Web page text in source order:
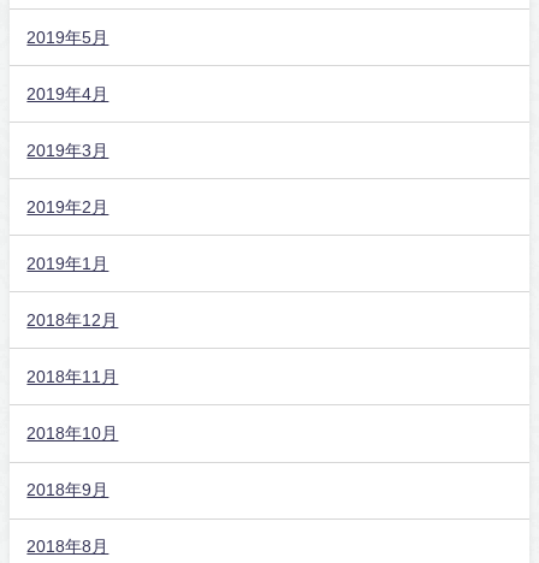
2019年5月
2019年4月
2019年3月
2019年2月
2019年1月
2018年12月
2018年11月
2018年10月
2018年9月
2018年8月